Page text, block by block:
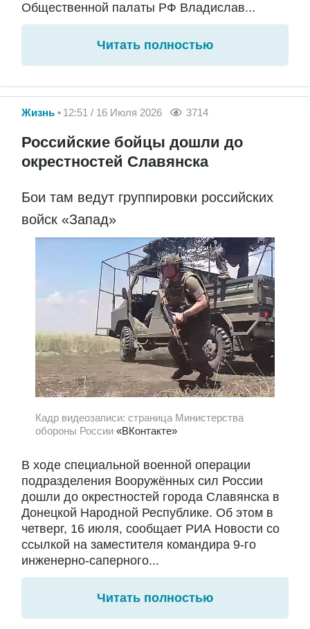
Общественной палаты РФ Владислав...
Читать полностью
Жизнь 12:51 / 16 Июля 2026 3714
Российские бойцы дошли до
окрестностей Славянска
Бои там ведут группировки российских
войск «Запад»
Кадр видеозаписи: страница Министерства
обороны России «ВКонтакте»
В ходе специальной военной операции
подразделения Вооружённых сил России
дошли до окрестностей города Славянска в
Донецкой Народной Республике. Об этом в
четверг, 16 июля, сообщает РИА Новости со
ссылкой на заместителя командира 9-го
инженерно-саперного...
Читать полностью